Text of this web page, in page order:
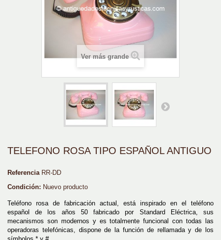
Ver más grande
TELEFONO ROSA TIPO ESPAÑOL ANTIGUO
Referencia RR-DD
Condición: Nuevo producto
Teléfono rosa de fabricación actual, está inspirado en el teléfono
español de los años 50 fabricado por Standard Eléctrica, sus
mecanismos son modernos y es totalmente funcional con todas las
operadoras telefónicas, dispone de la función de rellamada y de los